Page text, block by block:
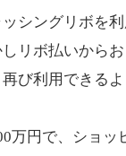
シングリボを
リボ払いから
び利用できる
万円で、ショ